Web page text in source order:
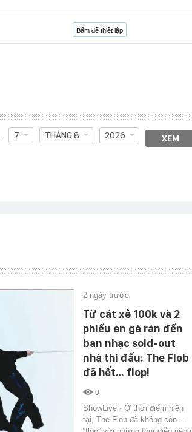
Bấm để thiết lập
7 THÁNG 8 2026 XEM
2 ngày trước
Từ cát xê 100k và 2
phiếu ăn gà rán đến
ban nhạc sold-out
nhà thi đấu: The Flob
đã hết… flop!
0
ShowLive · Ở thời điểm hiện
tại, The Flob đã không còn…